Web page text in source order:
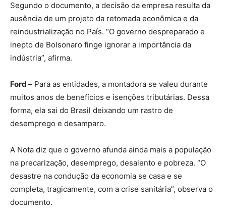
Segundo o documento, a decisão da empresa resulta da
ausência de um projeto da retomada econômica e da
reindustrialização no País. “O governo despreparado e
inepto de Bolsonaro finge ignorar a importância da
indústria”, afirma.
Ford – Para as entidades, a montadora se valeu durante
muitos anos de benefícios e isenções tributárias. Dessa
forma, ela sai do Brasil deixando um rastro de
desemprego e desamparo.
A Nota diz que o governo afunda ainda mais a população
na precarização, desemprego, desalento e pobreza. “O
desastre na condução da economia se casa e se
completa, tragicamente, com a crise sanitária”, observa o
documento.